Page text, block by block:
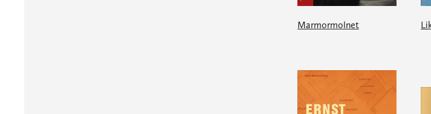
Marmormolnet